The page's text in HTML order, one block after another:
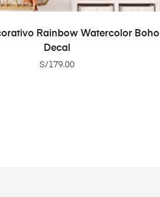
ADD TO CART
Rainbow Watercolor Boho
Decal
S/179.00